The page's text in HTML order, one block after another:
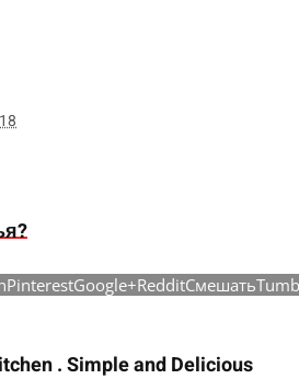
PinterestGoogle+RedditСмешать
. Simple and Delicious